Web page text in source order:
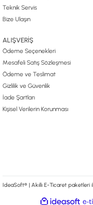
Teknik Servis
Bize Ulaşın
ALIŞVERİŞ
Ödeme Seçenekleri
Mesafeli Satış Sözleşmesi
Ödeme ve Teslimat
Gizlilik ve Güvenlik
İade Şartları
Kişisel Verilerin Korunması
IdeaSoft® | Akıllı E-Ticaret paketleri